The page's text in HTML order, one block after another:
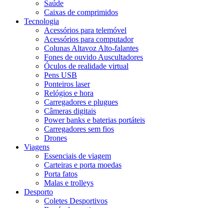
Saúde
Caixas de comprimidos
Tecnologia
Acessórios para telemóvel
Acessórios para computador
Colunas Altavoz Alto-falantes
Fones de ouvido Auscultadores
Óculos de realidade virtual
Pens USB
Ponteiros laser
Relógios e hora
Carregadores e plugues
Câmeras digitais
Power banks e baterias portáteis
Carregadores sem fios
Drones
Viagens
Essenciais de viagem
Carteiras e porta moedas
Porta fatos
Malas e trolleys
Desporto
Coletes Desportivos